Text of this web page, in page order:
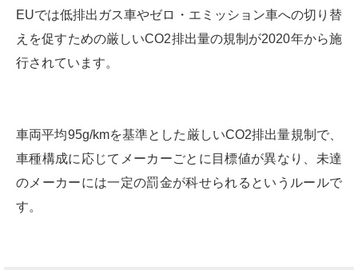
EUでは低排出ガス車やゼロ・エミッション車への切り替
えを促すための厳しいCO2排出量の規制が2020年から施
行されています。
車両平均95g/kmを基準とした厳しいCO2排出量規制で、
車種構成に応じてメーカーごとに目標値が異なり、未達
のメーカーには一定の罰金が科せられるというルールで
す。